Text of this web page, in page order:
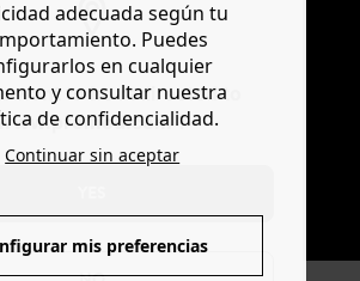
want to be redirected to
?
NEWSLETTER
y las ofertas promod
adecuada según tu
Puedes
en cualquier
y consultar nuestra
de confidencialidad.
Continuar sin aceptar
mis preferencias